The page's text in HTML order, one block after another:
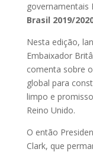
governamentais
Brasil 2019/
Nesta edição,
Embaixador
comenta sobre
global para
limpo e
Reino Unido.
O então
Clark, que